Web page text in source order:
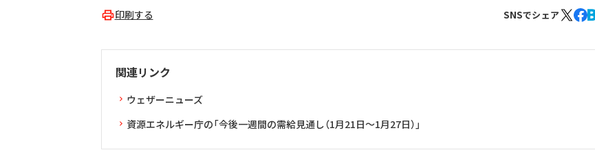
印刷する SNSでシェア
関連リンク
ウェザーニューズ
資源エネルギー庁の「今後一週間の需給見通し（1月21日～1月27日）」